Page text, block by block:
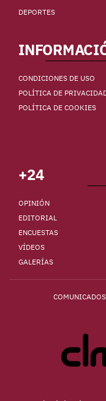
DEPORTES
CONDICIONES DE USO
POLÍTICA DE
POLÍTICA DE COOKIES
+24
OPINIÓN
EDITORIAL
ENCUESTAS
VÍDEOS
GALERÍAS
COMUNICADOS